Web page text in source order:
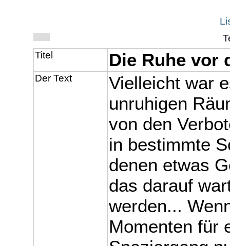
Titel
Die Ruhe vor
Der Text
Vielleicht war
unruhigen
von den
in bestimmte
denen etwas
das darauf
werden...
Momenten für